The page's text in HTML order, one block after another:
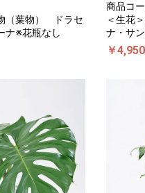
（葉物） ドラセ
ナ※花瓶なし
商品コー
＜生花
ナ・サ
￥4,950